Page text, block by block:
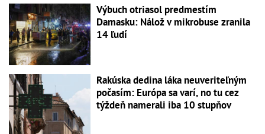
Výbuch otriasol predmestím
Damasku: Nálož v mikrobuse zranila
14 ľudí
Rakúska dedina láka neuveriteľným
počasím: Európa sa varí, no tu cez
týždeň namerali iba 10 stupňov